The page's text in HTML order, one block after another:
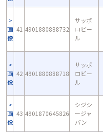
画
像
41 4901880888732
サッポ
ロビー
ル
画
像
42 4901880888718
サッポ
ロビー
ル
画
像
43 4901870645826
シジシ
ージャ
パン